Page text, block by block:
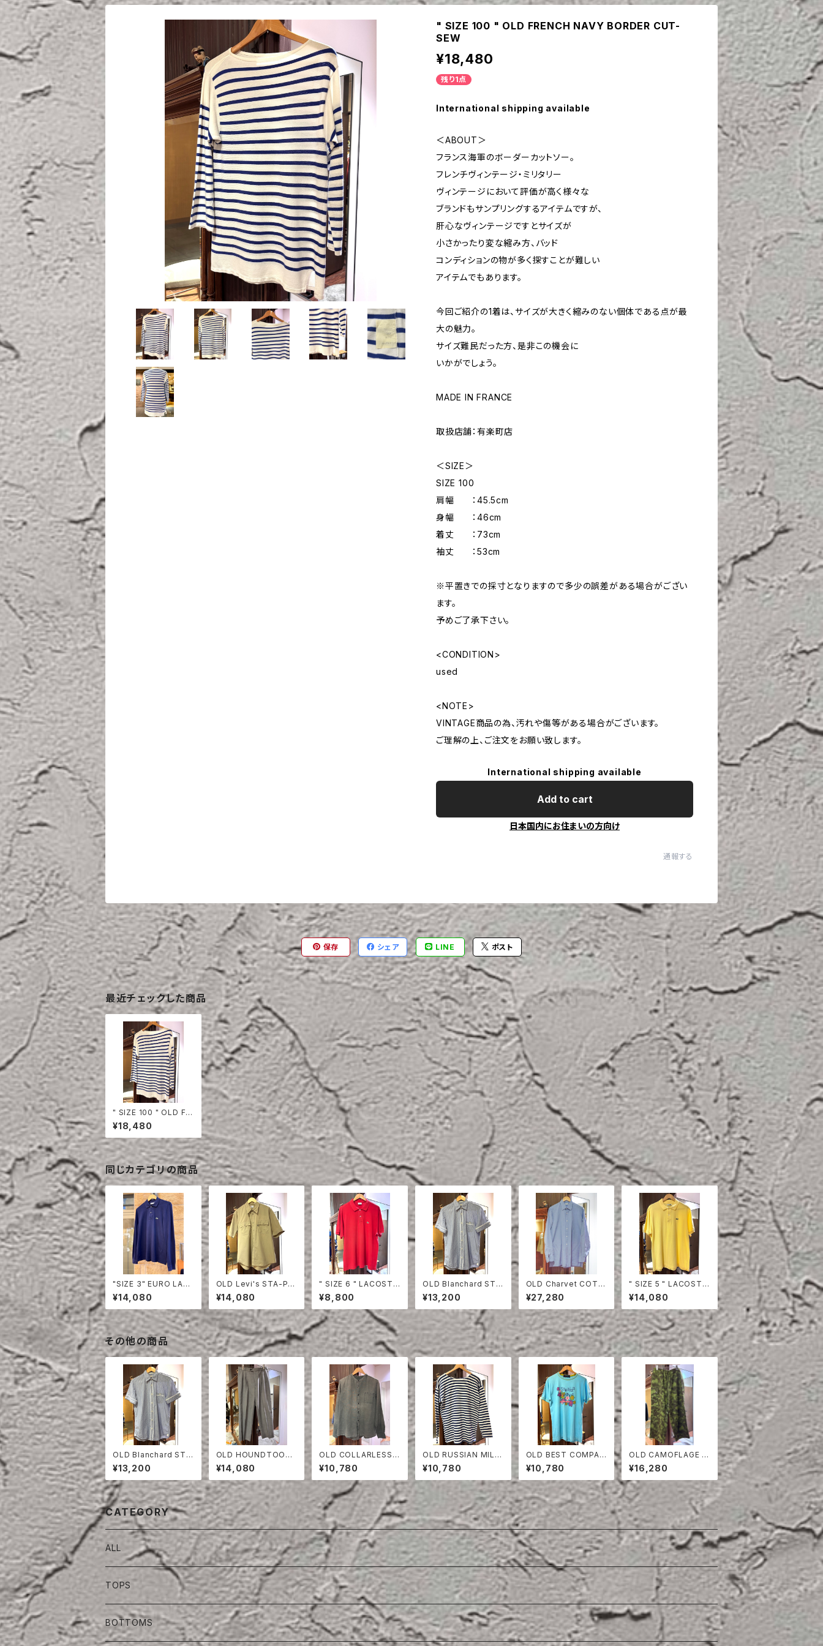
" SIZE 100 " OLD FRENCH NAVY BORDER CUT-
SEW
¥18,480
残り1点
International shipping available
＜ABOUT＞
フランス海軍のボーダーカットソー。
フレンチヴィンテージ・ミリタリー
ヴィンテージにおいて評価が高く様々な
ブランドもサンプリングするアイテムですが、
肝心なヴィンテージですとサイズが
小さかったり変な縮み方、バッド
コンディションの物が多く探すことが難しい
アイテムでもあります。
今回ご紹介の1着は、サイズが大きく縮みのない個体である点が最
大の魅力。
サイズ難民だった方、是非この機会に
いかがでしょう。
MADE IN FRANCE
取扱店舗：有楽町店
＜SIZE＞
SIZE 100
肩幅 ：45.5cm
身幅 ：46cm
着丈 ：73cm
袖丈 ：53cm
※平置きでの採寸となりますので多少の誤差がある場合がござい
ます。
予めご了承下さい。
<CONDITION>
used
<NOTE>
VINTAGE商品の為、汚れや傷等がある場合がございます。
ご理解の上、ご注文をお願い致します。
International shipping available
Add to cart
日本国内にお住まいの方向け
通報する
保存 シェア LINE ポスト
最近チェックした商品
" SIZE 100 " OLD FR
ENCH NAVY BORDE
R CUT-SEW
¥18,480
同じカテゴリの商品
"SIZE 3" EURO LAC
OSTE POLO SHIRT
LONG SLEEVE
¥14,080
OLD Levi's STA-PR
EST HALF SLEEVE S
HIRT
¥14,080
" SIZE 6 " LACOSTE
POLO SHIRT RED
¥8,800
OLD Blanchard STRI
PE COTTON HALF S
LEEVE SHIRT
¥13,200
OLD Charvet COTT
ON SHIRT
¥27,280
" SIZE 5 " LACOSTE
POLO SHIRT YELLO
W
¥14,080
その他の商品
OLD Blanchard STRI
PE COTTON HALF S
LEEVE SHIRT
¥13,200
OLD HOUNDTOOT
H TWO TUCK TROU
SERS
¥14,080
OLD COLLARLESS S
HIRT
¥10,780
OLD RUSSIAN MILIT
ARY BORDER CUT-
SEW
¥10,780
OLD BEST COMPAN
Y T- SHIRT
¥10,780
OLD CAMOFLAGE O
VER PANTS
¥16,280
CATEGORY
ALL
TOPS
BOTTOMS